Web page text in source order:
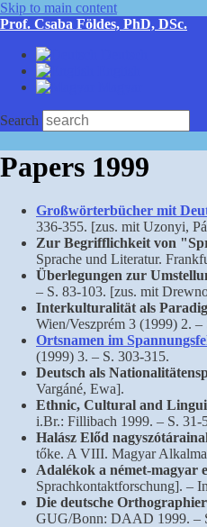
Skip to main content
Prof. Csaba Földes, PhD, DSc.
Search
Papers 1999
Großwörterbücher mit
336-355. [zus. mit Uzonyi,
Zur Begrifflichkeit von
Sprache und Literatur.
Überlegungen zur
– S. 83-103. [zus. mit
Interkulturalität als
Wien/Veszprém 3 (1999) 2.
Ortsnamen im
(1999) 3. – S. 303-315.
Deutsch als
Vargáné, Ewa].
Ethnic, Cultural and
i.Br.: Fillibach 1999. – S. 31-
Halász Előd
tőke. A VIII. Magyar
Adalékok a német-magyar
Sprachkontaktforschung]. –
Die deutsche
GUG/Bonn: DAAD 1999. –